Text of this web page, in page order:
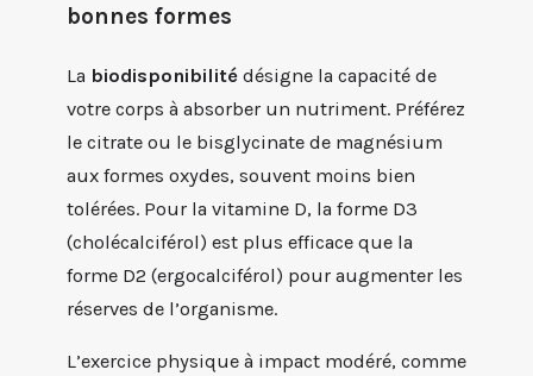
bonnes formes
La biodisponibilité désigne la capacité de
votre corps à absorber un nutriment. Préférez
le citrate ou le bisglycinate de magnésium
aux formes oxydes, souvent moins bien
tolérées. Pour la vitamine D, la forme D3
(cholécalciférol) est plus efficace que la
forme D2 (ergocalciférol) pour augmenter les
réserves de l’organisme.
L’exercice physique à impact modéré, comme